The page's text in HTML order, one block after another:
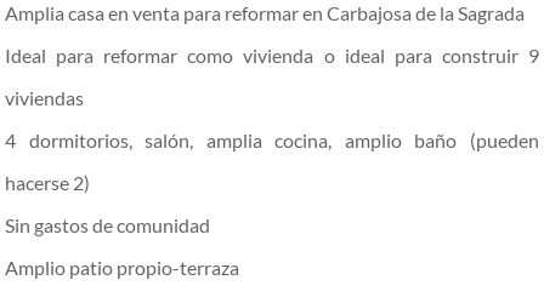
Amplia casa en venta para reformar en Carbajosa de la Sagrada
Ideal para reformar como vivienda o ideal para construir 9
viviendas
4 dormitorios, salón, amplia cocina, amplio baño (pueden
hacerse 2)
Sin gastos de comunidad
Amplio patio propio-terraza